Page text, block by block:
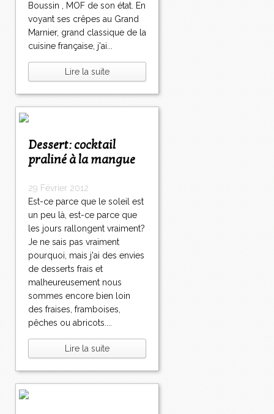
Boussin , MOF de son état. En
voyant ses crêpes au Grand
Marnier, grand classique de la
cuisine française, j'ai...
Lire la suite
Dessert: cocktail
praliné à la mangue
29 Février 2012
Est-ce parce que le soleil est
un peu là, est-ce parce que
les jours rallongent vraiment?
Je ne sais pas vraiment
pourquoi, mais j'ai des envies
de desserts frais et
malheureusement nous
sommes encore bien loin
des fraises, framboises,
pêches ou abricots....
Lire la suite